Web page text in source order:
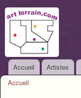
Menu principal
Accueil Artistes
Accueil